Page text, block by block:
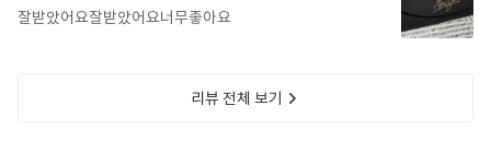
잘받았어요잘받았어요너무좋아요
리뷰 전체 보기